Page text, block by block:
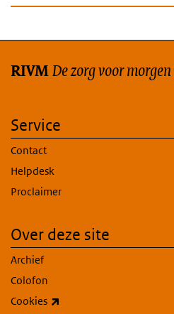
RIVMDe zorg voor morgen
Service
Contact
Helpdesk
Proclaimer
Over deze site
Archief
Colofon
Cookies